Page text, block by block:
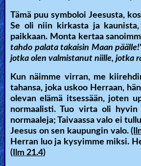
Worship
Music
🎞
Vids
for
New
Believers
Heaven
Tämä puu symboloi Jeesusta,
Se oli niin kirkasta ja kaunista,
paikkaan. Monta kertaa
tahdo palata takaisin Maan päälle!
jotka olen valmistanut niille, jotka
Kun näimme virran, me
tahansa, joka uskoo Herraan,
olevan elämä itsessään, joten
normaalisti. Tuo virta oli
normaaleja; Taivaassa valo ei
Jeesus on sen kaupungin valo.
Herran luo ja kysyimme miksi.
(Ilm 21.4)